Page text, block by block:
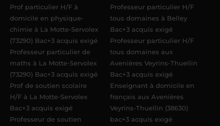
Prof particulier H/F à
domicile en physique-
chimie à La Motte-Servolex
(73290) Bac+3 acquis exigé
Professeur particulier de
maths à La Motte-Servolex
(73290) Bac+3 acquis exigé
Prof de soutien scolaire
H/F à La Motte-Servolex
Bac+3 acquis exigé
Professeur de soutien
Professeur particulier H/F
tous domaines à Belley
Bac+3 acquis exigé
Professeur particulier H/F
tous domaines aux
Avenières Veyrins-Thuellin
Bac+3 acquis exigé
Enseignant à domicile en
français aux Avenières
Veyrins-Thuellin (38630)
bac+3 acquis exigé